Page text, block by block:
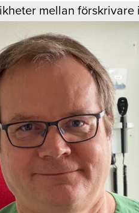
mellan förskrivare